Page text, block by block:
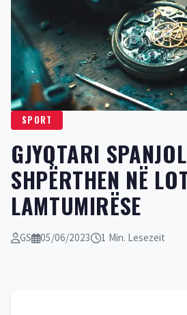
SPORT
GJYQTARI
SHPËRTHEN NË
LAMTUMIRËSE
GS 05/06/2023 1 Min. Lesezeit